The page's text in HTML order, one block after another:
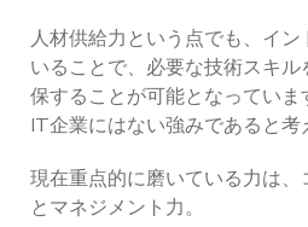
人材供給力という点でも、イ
いることで、必要な技術スキ
保することが可能となってい
IT企業にはない強みであると考
現在重点的に磨いている力は
とマネジメント力。